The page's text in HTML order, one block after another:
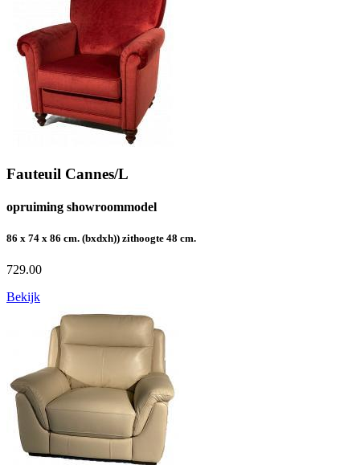
Fauteuil Cannes/L
opruiming showroommodel
86 x 74 x 86 cm. (bxdxh)) zithoogte 48 cm.
729.00
Bekijk